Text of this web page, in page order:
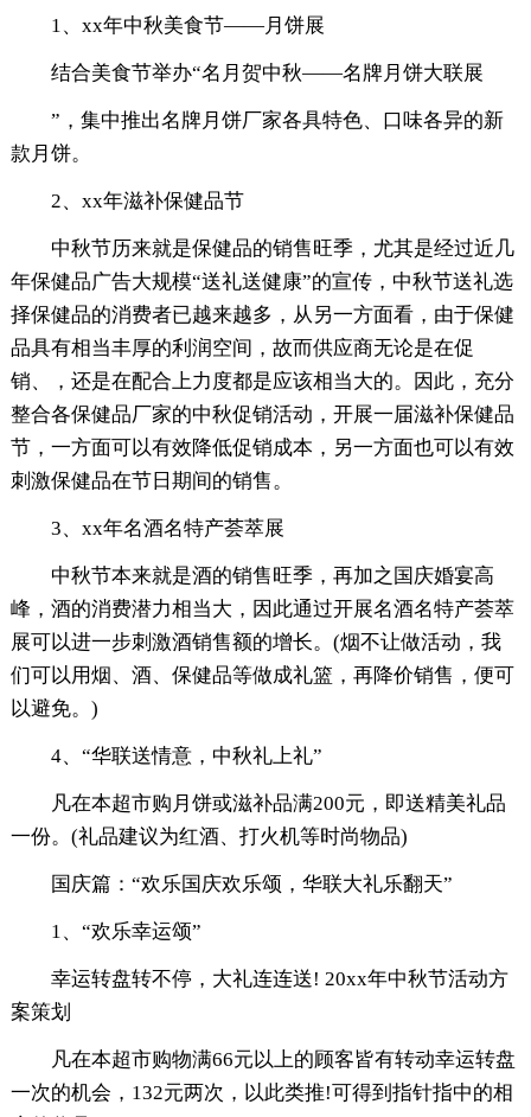
1、xx年中秋美食节——月饼展
结合美食节举办“名月贺中秋——名牌月饼大联展
”，集中推出名牌月饼厂家各具特色、口味各异的新
款月饼。
2、xx年滋补保健品节
中秋节历来就是保健品的销售旺季，尤其是经过近几
年保健品广告大规模“送礼送健康”的宣传，中秋节送礼选
择保健品的消费者已越来越多，从另一方面看，由于保健
品具有相当丰厚的利润空间，故而供应商无论是在促
销、，还是在配合上力度都是应该相当大的。因此，充分
整合各保健品厂家的中秋促销活动，开展一届滋补保健品
节，一方面可以有效降低促销成本，另一方面也可以有效
刺激保健品在节日期间的销售。
3、xx年名酒名特产荟萃展
中秋节本来就是酒的销售旺季，再加之国庆婚宴高
峰，酒的消费潜力相当大，因此通过开展名酒名特产荟萃
展可以进一步刺激酒销售额的增长。(烟不让做活动，我
们可以用烟、酒、保健品等做成礼篮，再降价销售，便可
以避免。)
4、“华联送情意，中秋礼上礼”
凡在本超市购月饼或滋补品满200元，即送精美礼品
一份。(礼品建议为红酒、打火机等时尚物品)
国庆篇：“欢乐国庆欢乐颂，华联大礼乐翻天”
1、“欢乐幸运颂”
幸运转盘转不停，大礼连连送! 20xx年中秋节活动方
案策划
凡在本超市购物满66元以上的顾客皆有转动幸运转盘
一次的机会，132元两次，以此类推!可得到指针指中的相